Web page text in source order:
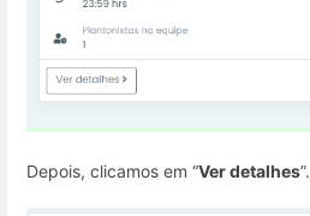
Depois, clicamos em “Ver detalhes”.